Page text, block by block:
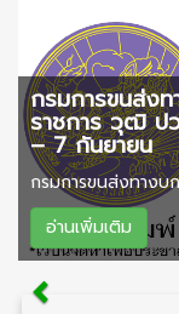
กรมการขนส่งท
ราชการ วุฒิ ป
– 7 กันยายน
กรมการขนส่งทางบ
อ่านเพิ่มเติม